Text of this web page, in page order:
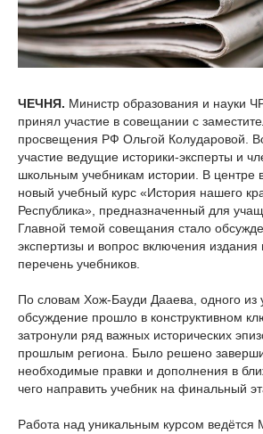
ЧЕЧНЯ. Министр образования и науки
принял участие в совещании с
просвещения РФ Ольгой Колударовой.
участие ведущие историки-эксперты и
школьным учебникам истории. В центре
новый учебный курс «История нашего
Республика», предназначенный для
Главной темой совещания стало
экспертизы и вопрос включения
перечень учебников.
По словам Хож-Бауди Дааева, одного из
обсуждение прошло в конструктивном
затронули ряд важных исторических
прошлым региона. Было решено
необходимые правки и дополнения в
чего направить учебник на финальный
Работа над уникальным курсом ведётся